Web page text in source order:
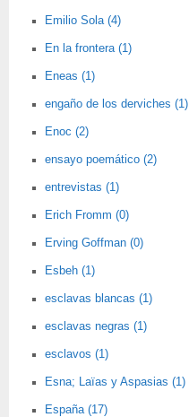
Emilio Sola (4)
En la frontera (1)
Eneas (1)
engaño de los derviches (1)
Enoc (2)
ensayo poemático (2)
entrevistas (1)
Erich Fromm (0)
Erving Goffman (0)
Esbeh (1)
esclavas blancas (1)
esclavas negras (1)
esclavos (1)
Esna; Laïas y Aspasias (1)
España (17)